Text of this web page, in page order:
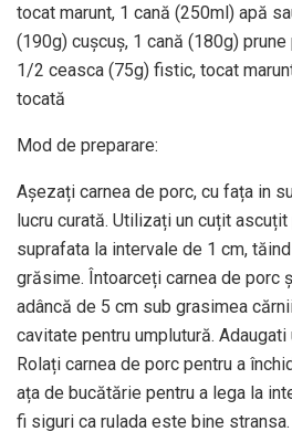
tocat marunt, 1 cană (250ml) apă
(190g) cușcuș, 1 cană (180g)
1/2 ceasca (75g) fistic, tocat
tocată
Mod de preparare:
Așezați carnea de porc, cu fața in
lucru curată. Utilizați un cuțit ascuțit
suprafata la intervale de 1 cm,
grăsime. Întoarceți carnea de porc
adâncă de 5 cm sub grasimea
cavitate pentru umplutură.
Rolați carnea de porc pentru a
ața de bucătărie pentru a lega la
fi siguri ca rulada este bine stransa.